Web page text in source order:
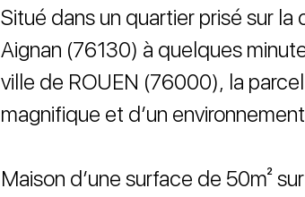
Situé dans un quartier prisé sur
Aignan (76130) à quelques
ville de ROUEN (76000), la
magnifique et d’un
Maison d’une surface de 50m²